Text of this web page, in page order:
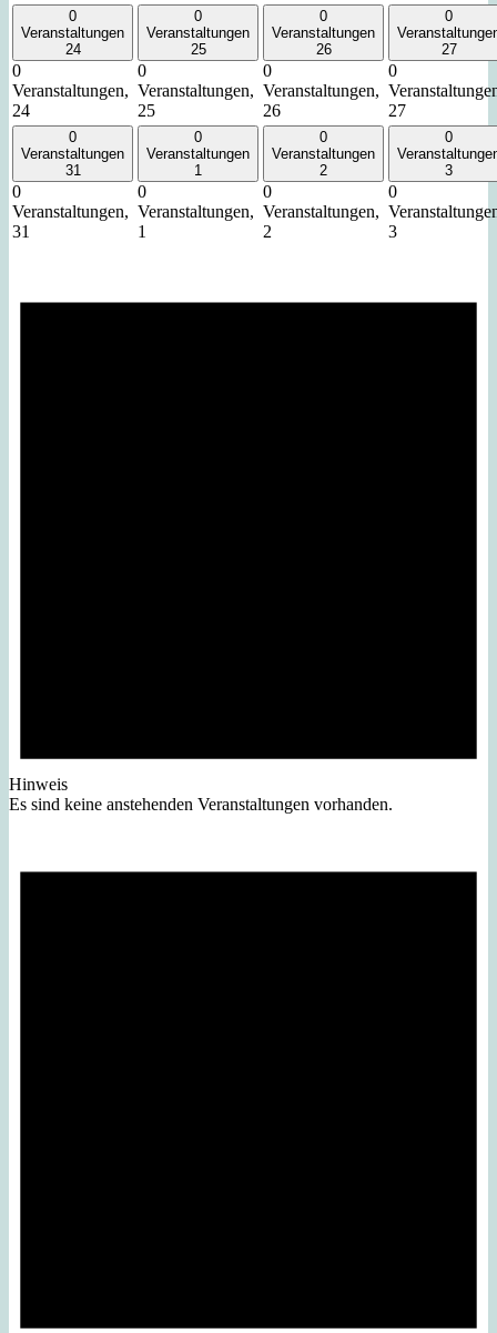
0
Veranstaltungen
24
0
Veranstaltungen,
24
0
Veranstaltungen
25
0
Veranstaltungen,
25
0
Veranstaltungen
26
0
Veranstaltungen,
26
0
27
0
27
0
Veranstaltungen
31
0
Veranstaltungen,
31
0
Veranstaltungen
1
0
Veranstaltungen,
1
0
Veranstaltungen
2
0
Veranstaltungen,
2
0
3
0
3
Hinweis
Es sind keine anstehenden Veranstaltungen vorhanden.